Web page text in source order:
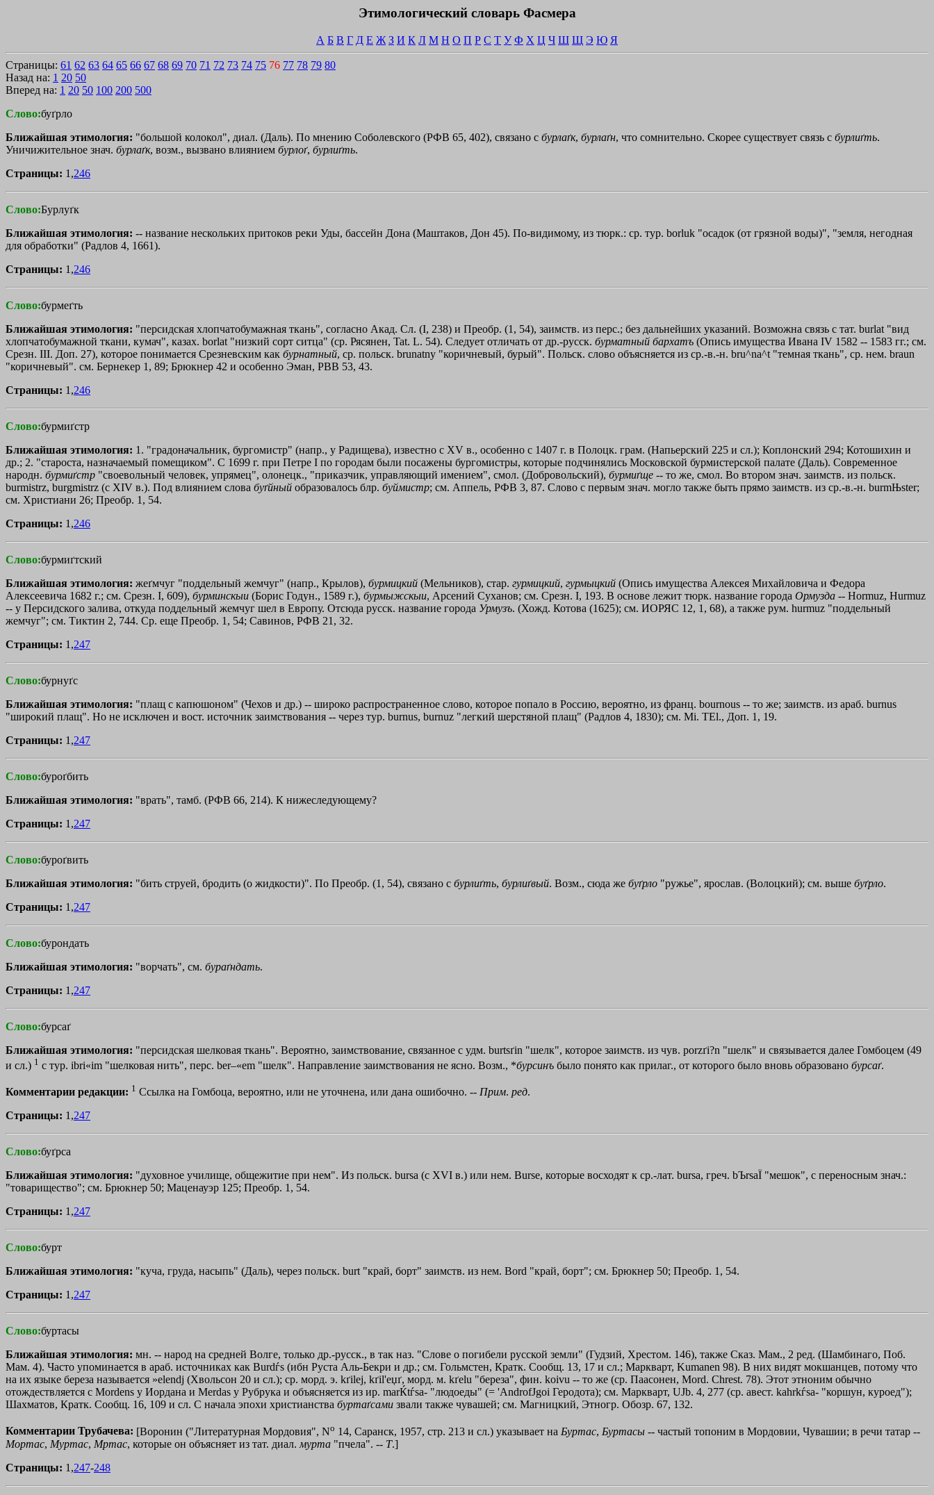
Этимологический словарь Фасмера
А Б В Г Д Е Ж З И К Л М Н О П Р С Т У Ф Х Ц Ч Ш Щ Э Ю Я
Страницы: 61 62 63 64 65 66 67 68 69 70 71 72 73 74 75 76 77 78 79 80
Назад на: 1 20 50
Вперед на: 1 20 50 100 200 500
Слово:буґрло
Ближайшая этимология: "большой колокол", диал. (Даль). По мнению Соболевского (РФВ 65, 402), связано с бурлаґк, бурлаґн, что сомнительно. Скорее существует связь с бурлиґть.
Уничижительное знач. бурлаґк, возм., вызвано влиянием бурлоґ, бурлиґть.
Страницы: 1,246
Слово:Бурлуґк
Ближайшая этимология: -- название нескольких притоков реки Уды, бассейн Дона (Маштаков, Дон 45). По-видимому, из тюрк.: ср. тур. borluk "осадок (от грязной воды)", "земля, негодная
для обработки" (Радлов 4, 1661).
Страницы: 1,246
Слово:бурмеґть
Ближайшая этимология: "персидская хлопчатобумажная ткань", согласно Акад. Сл. (I, 238) и Преобр. (1, 54), заимств. из перс.; без дальнейших указаний. Возможна связь с тат. burlat "вид
хлопчатобумажной ткани, кумач", казах. borlat "низкий сорт ситца" (ср. Рясянен, Tat. L. 54). Следует отличать от др.-русск. бурматный бархатъ (Опись имущества Ивана IV 1582 -- 1583 гг.; см.
Срезн. III. Доп. 27), которое понимается Срезневским как бурнатный, ср. польск. brunatny "коричневый, бурый". Польск. слово объясняется из ср.-в.-н. bru^na^t "темная ткань", ср. нем. braun
"коричневый". см. Бернекер 1, 89; Брюкнер 42 и особенно Эман, РВВ 53, 43.
Страницы: 1,246
Слово:бурмиґстр
Ближайшая этимология: 1. "градоначальник, бургомистр" (напр., у Радищева), известно с XV в., особенно с 1407 г. в Полоцк. грам. (Напьерский 225 и сл.); Коплонский 294; Котошихин и
др.; 2. "староста, назначаемый помещиком". С 1699 г. при Петре I по городам были посажены бургомистры, которые подчинялись Московской бурмистерской палате (Даль). Современное
народн. бурмиґстр "своевольный человек, упрямец", олонецк., "приказчик, управляющий имением", смол. (Добровольский), бурмиґще -- то же, смол. Во втором знач. заимств. из польск.
burmistrz, burgmistrz (с XIV в.). Под влиянием слова буґйный образовалось блр. буймистр; см. Аппель, РФВ 3, 87. Слово с первым знач. могло также быть прямо заимств. из ср.-в.-н. burmЊster;
см. Христиани 26; Преобр. 1, 54.
Страницы: 1,246
Слово:бурмиґтский
Ближайшая этимология: жеґмчуг "поддельный жемчуг" (напр., Крылов), бурмицкий (Мельников), стар. гурмицкий, гурмыцкий (Опись имущества Алексея Михайловича и Федора
Алексеевича 1682 г.; см. Срезн. I, 609), бурминскыи (Борис Годун., 1589 г.), бурмыжскыи, Арсений Суханов; см. Срезн. I, 193. В основе лежит тюрк. название города Ормузда -- Hormuz, Hurmuz
-- у Персидского залива, откуда поддельный жемчуг шел в Европу. Отсюда русск. название города Урмузъ. (Хожд. Котова (1625); см. ИОРЯС 12, 1, 68), а также рум. hurmuz "поддельный
жемчуг"; см. Тиктин 2, 744. Ср. еще Преобр. 1, 54; Савинов, РФВ 21, 32.
Страницы: 1,247
Слово:бурнуґс
Ближайшая этимология: "плащ с капюшоном" (Чехов и др.) -- широко распространенное слово, которое попало в Россию, вероятно, из франц. bournous -- то же; заимств. из араб. burnus
"широкий плащ". Но не исключен и вост. источник заимствования -- через тур. burnus, burnuz "легкий шерстяной плащ" (Радлов 4, 1830); см. Mi. TEl., Доп. 1, 19.
Страницы: 1,247
Слово:буроґбить
Ближайшая этимология: "врать", тамб. (РФВ 66, 214). К нижеследующему?
Страницы: 1,247
Слово:буроґвить
Ближайшая этимология: "бить струей, бродить (о жидкости)". По Преобр. (1, 54), связано с бурлиґть, бурлиґвый. Возм., сюда же буґрло "ружье", ярослав. (Волоцкий); см. выше буґрло.
Страницы: 1,247
Слово:бурондать
Ближайшая этимология: "ворчать", см. бураґндать.
Страницы: 1,247
Слово:бурсаґ
Ближайшая этимология: "персидская шелковая ткань". Вероятно, заимствование, связанное с удм. burtsґin "шелк", которое заимств. из чув. porzґi?n "шелк" и связывается далее Гомбоцем (49
и сл.) 1 с тур. ibri«im "шелковая нить", перс. ber–«em "шелк". Направление заимствования не ясно. Возм., *бурсинъ было понято как прилаг., от которого было вновь образовано бурсаґ.
Комментарии редакции: 1 Ссылка на Гомбоца, вероятно, или не уточнена, или дана ошибочно. -- Прим. ред.
Страницы: 1,247
Слово:буґрса
Ближайшая этимология: "духовное училище, общежитие при нем". Из польск. bursa (с XVI в.) или нем. Burse, которые восходят к ср.-лат. bursa, греч. bЪrsaЇ "мешок", с переносным знач.:
"товарищество"; см. Брюкнер 50; Маценауэр 125; Преобр. 1, 54.
Страницы: 1,247
Слово:бурт
Ближайшая этимология: "куча, груда, насыпь" (Даль), через польск. burt "край, борт" заимств. из нем. Bord "край, борт"; см. Брюкнер 50; Преобр. 1, 54.
Страницы: 1,247
Слово:буртасы
Ближайшая этимология: мн. -- народ на средней Волге, только др.-русск., в так наз. "Слове о погибели русской земли" (Гудзий, Хрестом. 146), также Сказ. Мам., 2 ред. (Шамбинаго, Поб.
Мам. 4). Часто упоминается в араб. источниках как Burdѓs (ибн Руста Аль-Бекри и др.; см. Гольмстен, Кратк. Сообщ. 13, 17 и сл.; Маркварт, Kumanen 98). В них видят мокшанцев, потому что
на их языке береза называется »elendј (Хвольсон 20 и сл.); ср. морд. э. kґilej, kґil'eџґ, морд. м. kґelu "береза", фин. koivu -- то же (ср. Паасонен, Mord. Chrest. 78). Этот этноним обычно
отождествляется с Mordens у Иордана и Merdas у Рубрука и объясняется из ир. marЌtѓsa- "людоеды" (= 'AndrofЈgoi Геродота); см. Маркварт, UJb. 4, 277 (ср. авест. kahrkѓsa- "коршун, куроед");
Шахматов, Кратк. Сообщ. 16, 109 и сл. С начала эпохи христианства буртаґсами звали также чувашей; см. Магницкий, Этногр. Обозр. 67, 132.
Комментарии Трубачева: [Воронин ("Литературная Мордовия", No 14, Саранск, 1957, стр. 213 и сл.) указывает на Буртас, Буртасы -- частый топоним в Мордовии, Чувашии; в речи татар --
Мортас, Муртас, Мртас, которые он объясняет из тат. диал. мурта "пчела". -- Т.]
Страницы: 1,247-248